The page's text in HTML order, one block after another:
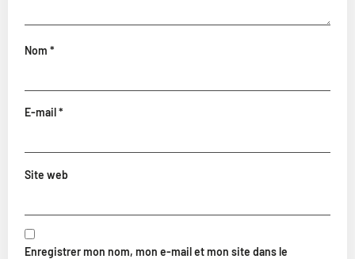
Nom *
E-mail*
Site web
Enregistrer mon nom, mon e-mail et mon site dans le